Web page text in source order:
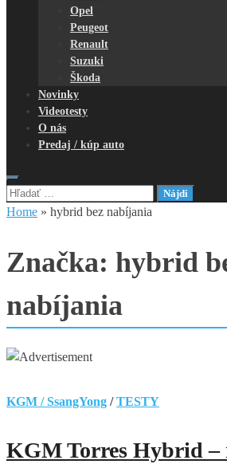
Opel
Peugeot
Renault
Suzuki
Škoda
Novinky
Videotesty
O nás
Predaj / kúp auto
Hľadať:
Home » hybrid bez nabíjania
Značka: hybrid
nabíjania
KGM / SsangYong /TESTY
KGM Torres Hybrid –